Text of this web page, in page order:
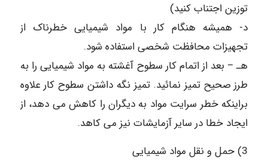
توزین اجتناب کنید)
د- همیشه هنگام کار با مواد شیمیایی خطرناک از
تجهیزات محافظت شخصی استفاده شود.
هـ – بعد از اتمام کار سطوح آغشته به مواد شیمیایی را به
طرز صحیح تمیز نمائید. تمیز نگه داشتن سطوح کار علاوه
براینکه خطر سرایت مواد به دیگران را کاهش می دهد، از
ایجاد خطا در سایر آزمایشات نیز می کاهد.
3) حمل و نقل مواد شیمیایی